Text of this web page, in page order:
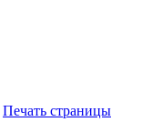
Печать страницы